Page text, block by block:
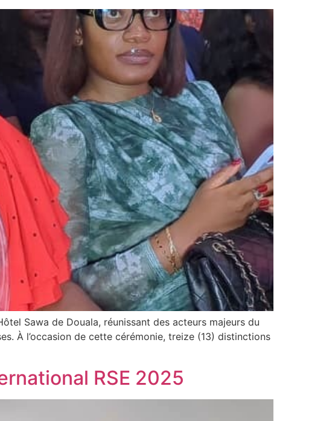
Sawa de Douala, réunissant des acteurs majeurs du
À l’occasion de cette cérémonie, treize (13) distinctions
RSE 2025